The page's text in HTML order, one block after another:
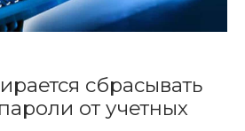
сбрасывать
от учетных